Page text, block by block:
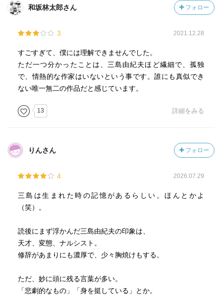
和坂林太郎さん フォロー
3 2021.12.28
すごすぎて、僕には理解できませんでした。
ただ一つ分かったことは、三島由紀夫ほど繊細で、孤独
で、情熱的な作家はいないという事です。誰にも真似でき
ない唯一無二の作品だと感じています。
13 詳細をみる
りんさん フォロー
4 2026.07.29
三島は生まれた時の記憶があるらしい。ほんとかよ
（笑）。
読後にまず浮かんだ三島由紀夫の印象は、
天才、変態、ナルシスト。
修辞があまりにも濃厚で、少々胸焼けもする。
ただ、妙に頭に残る言葉が多い。
「悲劇的なもの」「身を挺している」とか。